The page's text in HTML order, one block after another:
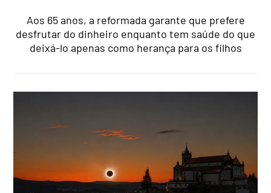
Aos 65 anos, a reformada garante que prefere
desfrutar do dinheiro enquanto tem saúde do que
deixá-lo apenas como herança para os filhos